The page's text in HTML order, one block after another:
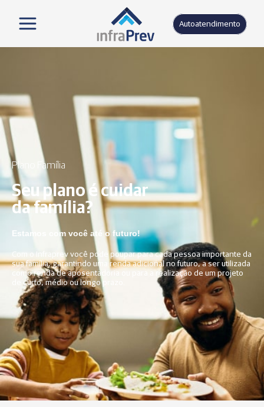
Autoatendimento
Plano Família
Seu plano é cuidar
da família?
Estamos com você até o futuro!
Com o Infraprev você pode poupar para cada pessoa importante da
sua família, garantindo uma renda adicional no futuro, a ser utilizada
como renda de aposentadoria ou para a realização de um projeto
de curto, médio ou longo prazo.